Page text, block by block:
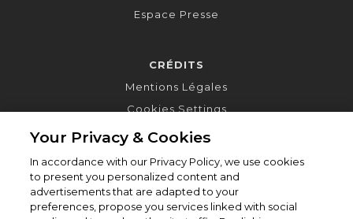
Espace Presse
CRÉDITS
Mentions Légales
Cookies Settings
Your Privacy & Cookies
In accordance with our Privacy Policy, we use cookies
to present you personalized content and
advertisements that are adapted to your
preferences, propose you services linked with social